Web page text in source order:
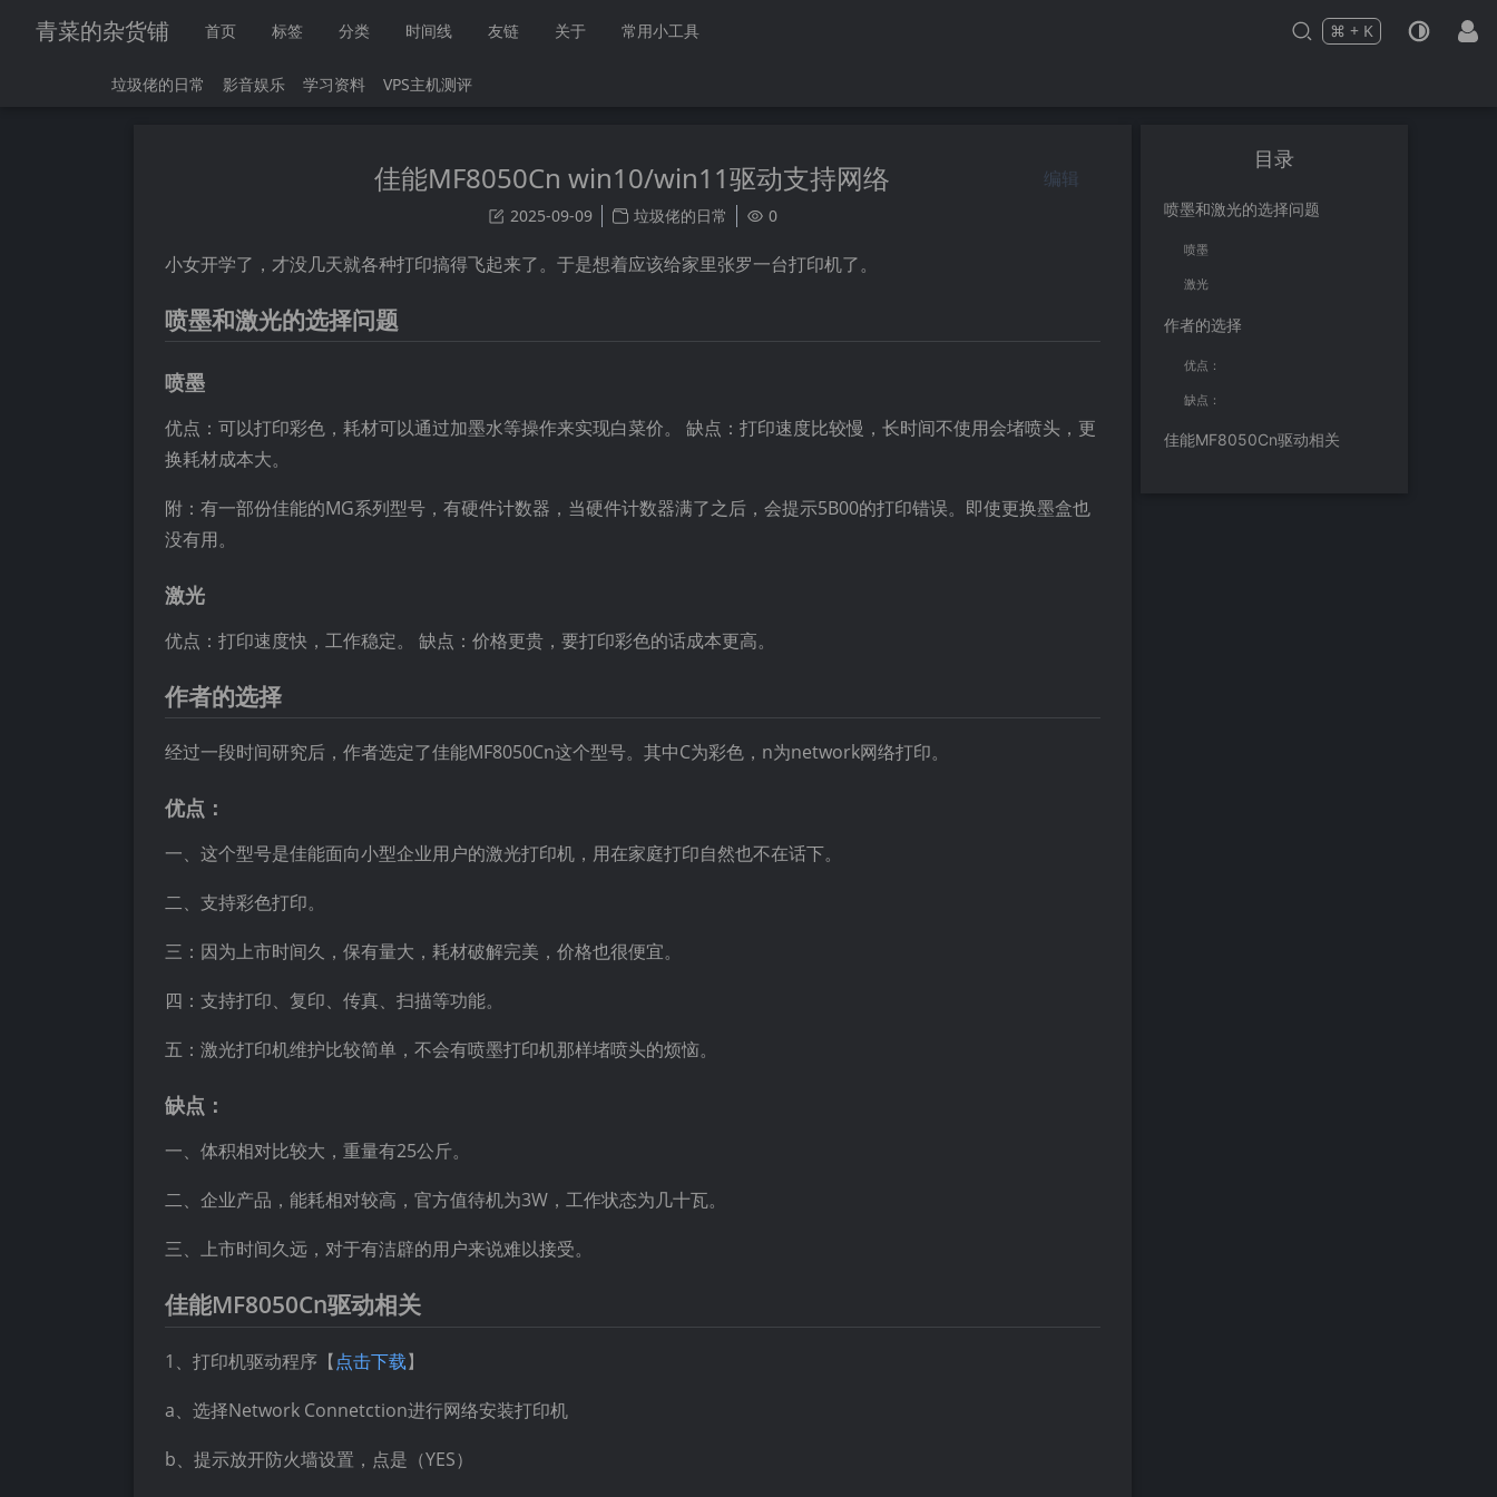
青菜的杂货铺 首页 标签 分类 时间线 友链 关于 常用小工具 Press
⌘ +
and K
to search
垃圾佬的日常 影音娱乐 学习资料 VPS主机测评
佳能MF8050Cn win10/win11驱动支持网络 编辑
2025-09-09 垃圾佬的日常 0
小女开学了，才没几天就各种打印搞得飞起来了。于是想着应该给家里张罗一台打印机了。
喷墨和激光的选择问题
喷墨
优点：可以打印彩色，耗材可以通过加墨水等操作来实现白菜价。 缺点：打印速度比较慢，长时间不使用会堵喷头，更
换耗材成本大。
附：有一部份佳能的MG系列型号，有硬件计数器，当硬件计数器满了之后，会提示5B00的打印错误。即使更换墨盒也
没有用。
激光
优点：打印速度快，工作稳定。 缺点：价格更贵，要打印彩色的话成本更高。
作者的选择
经过一段时间研究后，作者选定了佳能MF8050Cn这个型号。其中C为彩色，n为network网络打印。
优点：
一、这个型号是佳能面向小型企业用户的激光打印机，用在家庭打印自然也不在话下。
二、支持彩色打印。
三：因为上市时间久，保有量大，耗材破解完美，价格也很便宜。
四：支持打印、复印、传真、扫描等功能。
五：激光打印机维护比较简单，不会有喷墨打印机那样堵喷头的烦恼。
缺点：
一、体积相对比较大，重量有25公斤。
二、企业产品，能耗相对较高，官方值待机为3W，工作状态为几十瓦。
三、上市时间久远，对于有洁辟的用户来说难以接受。
佳能MF8050Cn驱动相关
1、打印机驱动程序【点击下载】
a、选择Network Connetction进行网络安装打印机
b、提示放开防火墙设置，点是（YES）
目录
喷墨和激光的选择问题
喷墨
激光
作者的选择
优点：
缺点：
佳能MF8050Cn驱动相关